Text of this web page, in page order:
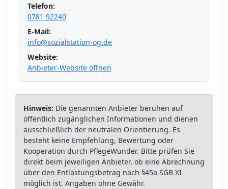
Telefon:
0781 92240
E-Mail:
info@sozialstation-og.de
Website:
Anbieter-Website öffnen
Hinweis: Die genannten Anbieter beruhen auf
öffentlich zugänglichen Informationen und dienen
ausschließlich der neutralen Orientierung. Es
besteht keine Empfehlung, Bewertung oder
Kooperation durch PflegeWunder. Bitte prüfen Sie
direkt beim jeweiligen Anbieter, ob eine Abrechnung
über den Entlastungsbetrag nach §45a SGB XI
möglich ist. Angaben ohne Gewähr.